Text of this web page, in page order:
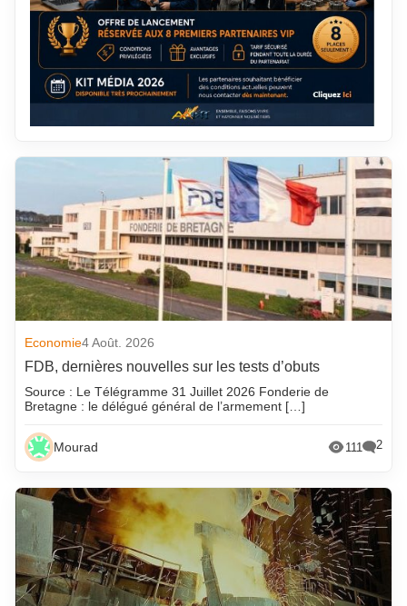
Economie4 Août. 2026
FDB, dernières nouvelles sur les tests d’obuts
Source : Le Télégramme 31 Juillet 2026 Fonderie de
Bretagne : le délégué général de l’armement […]
Mourad 111 2